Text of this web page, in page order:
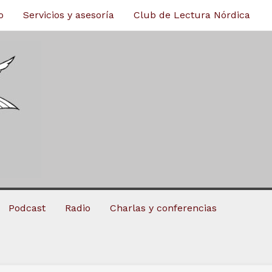
Servicios y asesoría Club de Lectura Nórdica
Podcast Radio Charlas y conferencias